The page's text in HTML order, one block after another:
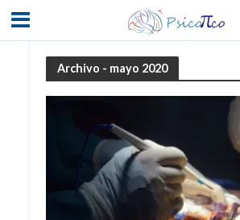
Archivo - mayo 2020